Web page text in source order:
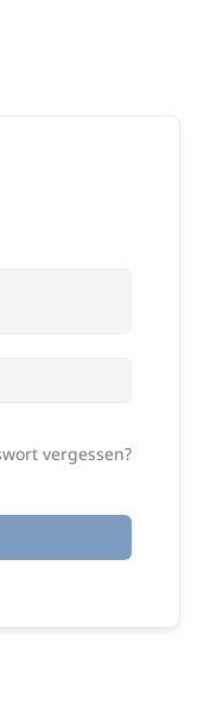
vergessen?